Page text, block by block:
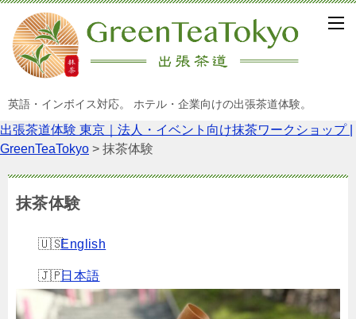
英語・インボイス対応。 ホテル・企業向けの出張茶道体験。
出張茶道体験 東京｜法人・イベント向け抹茶ワークショップ |
GreenTeaTokyo > 抹茶体験
抹茶体験
English
日本語